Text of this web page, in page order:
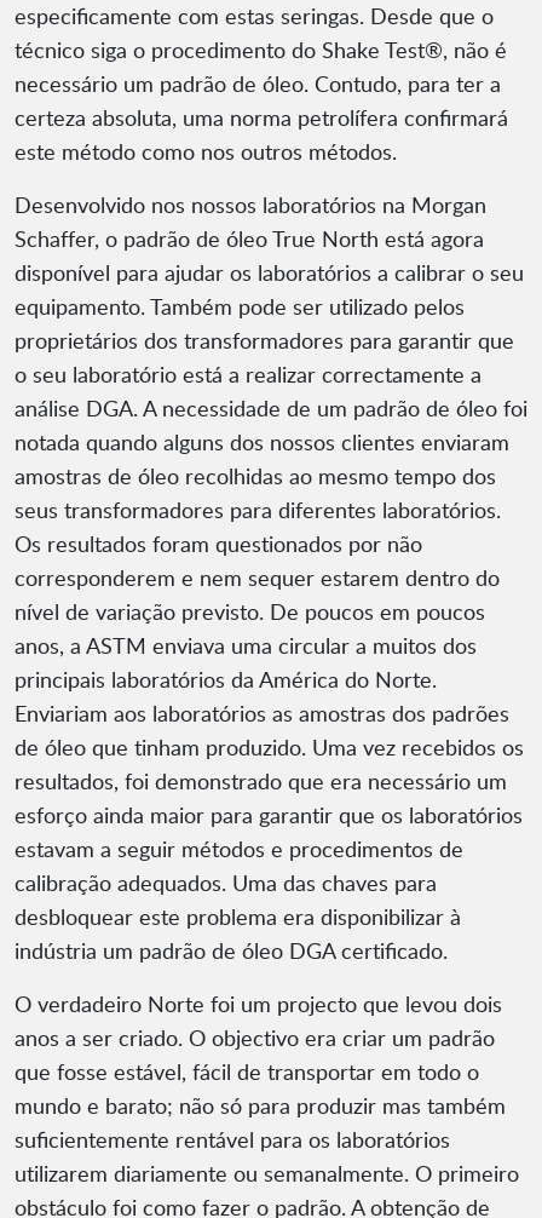
especificamente com estas seringas. Desde que o
técnico siga o procedimento do Shake Test®, não é
necessário um padrão de óleo. Contudo, para ter a
certeza absoluta, uma norma petrolífera confirmará
este método como nos outros métodos.
Desenvolvido nos nossos laboratórios na Morgan
Schaffer, o padrão de óleo True North está agora
disponível para ajudar os laboratórios a calibrar o seu
equipamento. Também pode ser utilizado pelos
proprietários dos transformadores para garantir que
o seu laboratório está a realizar correctamente a
análise DGA. A necessidade de um padrão de óleo foi
notada quando alguns dos nossos clientes enviaram
amostras de óleo recolhidas ao mesmo tempo dos
seus transformadores para diferentes laboratórios.
Os resultados foram questionados por não
corresponderem e nem sequer estarem dentro do
nível de variação previsto. De poucos em poucos
anos, a ASTM enviava uma circular a muitos dos
principais laboratórios da América do Norte.
Enviariam aos laboratórios as amostras dos padrões
de óleo que tinham produzido. Uma vez recebidos os
resultados, foi demonstrado que era necessário um
esforço ainda maior para garantir que os laboratórios
estavam a seguir métodos e procedimentos de
calibração adequados. Uma das chaves para
desbloquear este problema era disponibilizar à
indústria um padrão de óleo DGA certificado.
O verdadeiro Norte foi um projecto que levou dois
anos a ser criado. O objectivo era criar um padrão
que fosse estável, fácil de transportar em todo o
mundo e barato; não só para produzir mas também
suficientemente rentável para os laboratórios
utilizarem diariamente ou semanalmente. O primeiro
obstáculo foi como fazer o padrão. A obtenção de